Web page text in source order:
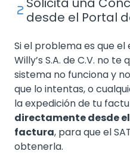
desde el Portal
Si el problema es que
Willy’s S.A. de C.V. no
sistema no funciona y
que lo intentas, o
la expedición de tu
directamente desde
factura, para que el
obtenerla.